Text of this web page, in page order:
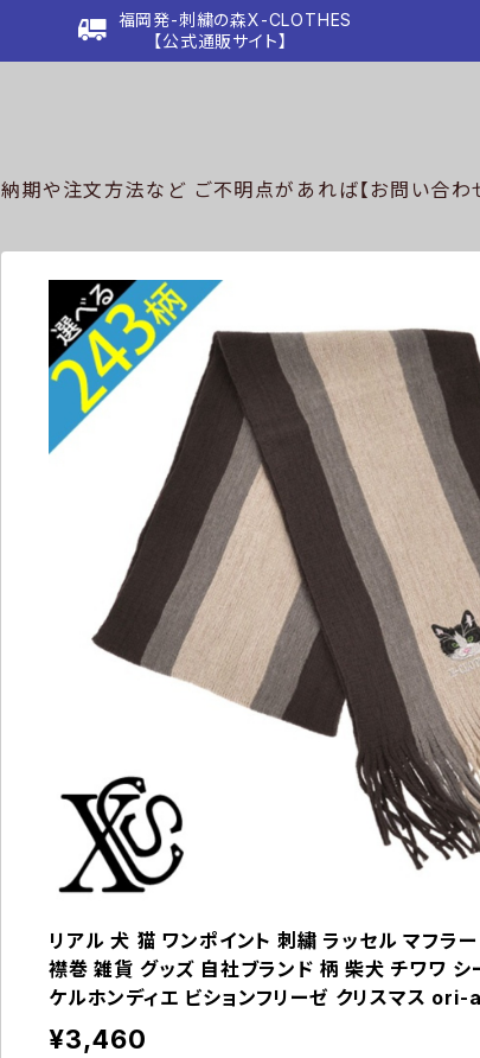
福岡発-刺繍の森X-CLOTHES
【公式通販サイト】
納期や注文方法など ご不明点があれば【お問い合わ
リアル 犬 猫 ワンポイント 刺繍 ラッセル マフラ
襟巻 雑貨 グッズ 自社ブランド 柄 柴犬 チワワ シ
ケルホンディエ ビションフリーゼ クリスマス
¥3,460